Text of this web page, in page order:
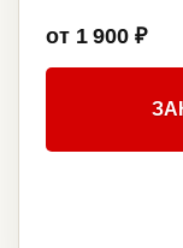
от 1 900 ₽